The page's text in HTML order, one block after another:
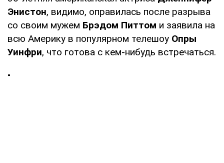
Энистон, видимо, оправилась после разрыва
со своим мужем Брэдом Питтом и заявила на
всю Америку в популярном телешоу Опры
Уинфри, что готова с кем-нибудь встречаться.
•